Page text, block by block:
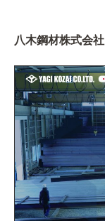
八木鋼材株式会社